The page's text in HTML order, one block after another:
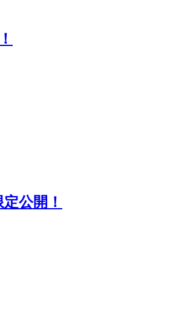
公開！